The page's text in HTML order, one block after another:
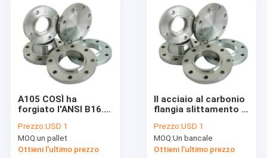
A105 COSÌ ha
forgiato l'ANSI B16.5
150lb - 600lb/Sq.In
delle flange
Prezzo:USD 1
MOQ:un pallet
Ottieni l'ultimo prezzo
Il acciaio al carbonio
flangia slittamento di
P250GH sull'ANSI
B16.5 150lb - 2500lb
Prezzo:USD 1
MOQ:Un bancale
Ottieni l'ultimo prezzo